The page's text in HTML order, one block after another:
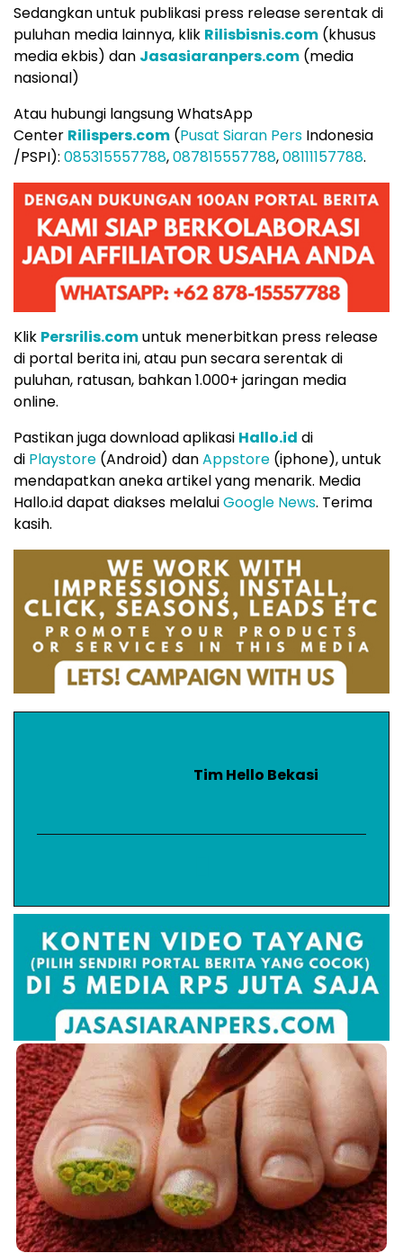
Sedangkan untuk publikasi press release serentak di
puluhan media lainnya, klik Rilisbisnis.com (khusus
media ekbis) dan Jasasiaranpers.com (media
nasional)
Atau hubungi langsung WhatsApp
Center Rilispers.com (Pusat Siaran Pers Indonesia
/PSPI): 085315557788,087815557788,08111157788.
Klik Persrilis.comuntuk menerbitkan press release
di portal berita ini, atau pun secara serentak di
puluhan, ratusan, bahkan 1.000+ jaringan media
online.
Pastikan juga download aplikasi Hallo.id di
di Playstore (Android) danAppstore (iphone), untuk
mendapatkan aneka artikel yang menarik. Media
Hallo.id dapat diakses melaluiGoogle News. Terima
kasih.
Tim Hello Bekasi